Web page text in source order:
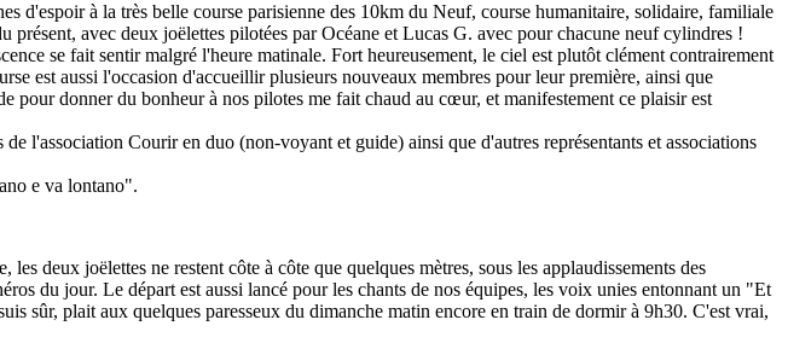
d'espoir à la très belle course parisienne des 10km du Neuf, course humanitaire, solidaire, familiale
avec deux joëlettes pilotées par Océane et Lucas G. avec pour chacune neuf cylindres !
se fait sentir malgré l'heure matinale. Fort heureusement, le ciel est plutôt clément contrairement
est aussi l'occasion d'accueillir plusieurs nouveaux membres pour leur première, ainsi que
pour donner du bonheur à nos pilotes me fait chaud au cœur, et manifestement ce plaisir est
l'association Courir en duo (non-voyant et guide) ainsi que d'autres représentants et associations
e va lontano".
deux joëlettes ne restent côte à côte que quelques mètres, sous les applaudissements des
du jour. Le départ est aussi lancé pour les chants de nos équipes, les voix unies entonnant un "Et
sûr, plait aux quelques paresseux du dimanche matin encore en train de dormir à 9h30. C'est vrai,